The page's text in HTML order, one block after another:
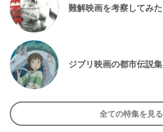
難解映画を考察してみた
ジブリ映画の都市伝説集
全ての特集を見る